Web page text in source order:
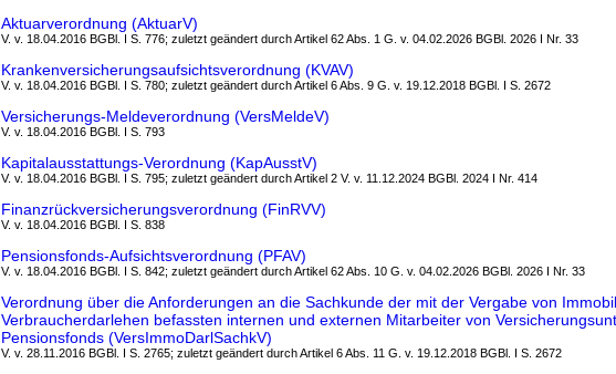
Aktuarverordnung (AktuarV)
V. v. 18.04.2016 BGBl. I S. 776; zuletzt geändert durch Artikel 62 Abs. 1 G. v. 04.02.2026 BGBl. 2026 I Nr. 33
Krankenversicherungsaufsichtsverordnung (KVAV)
V. v. 18.04.2016 BGBl. I S. 780; zuletzt geändert durch Artikel 6 Abs. 9 G. v. 19.12.2018 BGBl. I S. 2672
Versicherungs-Meldeverordnung (VersMeldeV)
V. v. 18.04.2016 BGBl. I S. 793
Kapitalausstattungs-Verordnung (KapAusstV)
V. v. 18.04.2016 BGBl. I S. 795; zuletzt geändert durch Artikel 2 V. v. 11.12.2024 BGBl. 2024 I Nr. 414
Finanzrückversicherungsverordnung (FinRVV)
V. v. 18.04.2016 BGBl. I S. 838
Pensionsfonds-Aufsichtsverordnung (PFAV)
V. v. 18.04.2016 BGBl. I S. 842; zuletzt geändert durch Artikel 62 Abs. 10 G. v. 04.02.2026 BGBl. 2026 I Nr. 33
Verordnung über die Anforderungen an die Sachkunde der mit der Vergabe von
Verbraucherdarlehen befassten internen und externen Mitarbeiter von
Pensionsfonds (VersImmoDarlSachkV)
V. v. 28.11.2016 BGBl. I S. 2765; zuletzt geändert durch Artikel 6 Abs. 11 G. v. 19.12.2018 BGBl. I S. 2672